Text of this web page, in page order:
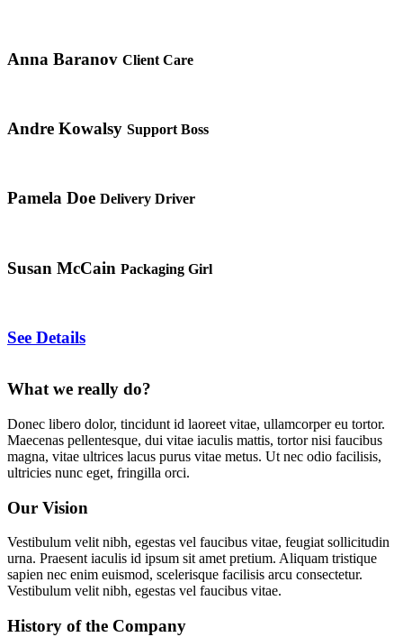
Anna Baranov Client Care
Andre Kowalsy Support Boss
Pamela Doe Delivery Driver
Susan McCain Packaging Girl
See Details
What we really do?
Donec libero dolor, tincidunt id laoreet vitae, ullamcorper eu tortor.
Maecenas pellentesque, dui vitae iaculis mattis, tortor nisi faucibus
magna, vitae ultrices lacus purus vitae metus. Ut nec odio facilisis,
ultricies nunc eget, fringilla orci.
Our Vision
Vestibulum velit nibh, egestas vel faucibus vitae, feugiat sollicitudin
urna. Praesent iaculis id ipsum sit amet pretium. Aliquam tristique
sapien nec enim euismod, scelerisque facilisis arcu consectetur.
Vestibulum velit nibh, egestas vel faucibus vitae.
History of the Company